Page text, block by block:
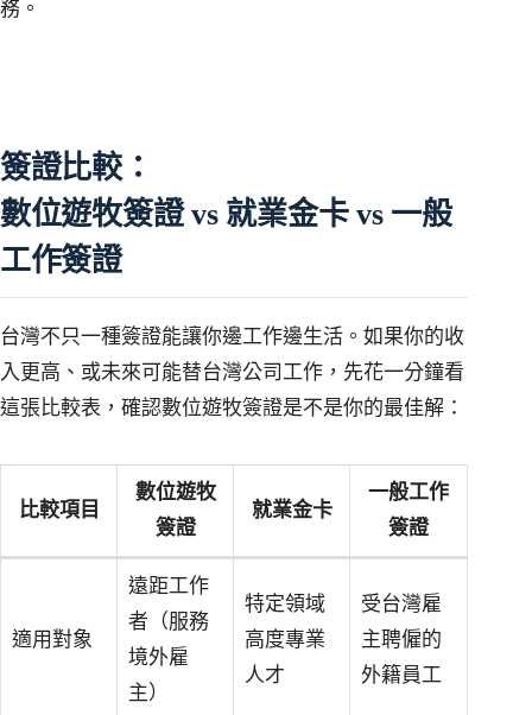
務。
簽證比較：
數位遊牧簽證 vs 就業金卡 vs 一般
工作簽證
台灣不只一種簽證能讓你邊工作邊生活。如果你的收
入更高、或未來可能替台灣公司工作，先花一分鐘看
這張比較表，確認數位遊牧簽證是不是你的最佳解：
比較項目
數位遊牧
簽證
就業金卡
一般工作
簽證
適用對象
遠距工作
者（服務
境外雇
主）
特定領域
高度專業
人才
受台灣雇
主聘僱的
外籍員工